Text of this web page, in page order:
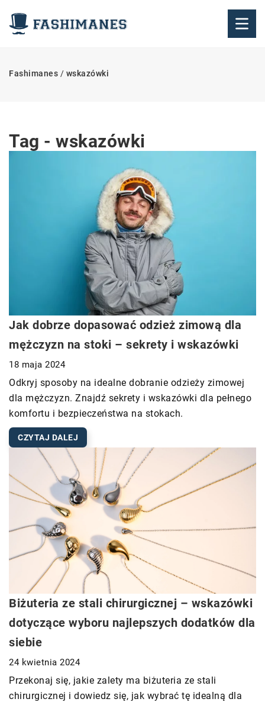
Fashimanes / wskazówki
Tag - wskazówki
Jak dobrze dopasować odzież zimową dla
mężczyzn na stoki – sekrety i wskazówki
18 maja 2024
Odkryj sposoby na idealne dobranie odzieży zimowej
dla mężczyzn. Znajdź sekrety i wskazówki dla pełnego
komfortu i bezpieczeństwa na stokach.
CZYTAJ DALEJ
Biżuteria ze stali chirurgicznej – wskazówki
dotyczące wyboru najlepszych dodatków dla
siebie
24 kwietnia 2024
Przekonaj się, jakie zalety ma biżuteria ze stali
chirurgicznej i dowiedz się, jak wybrać tę idealną dla